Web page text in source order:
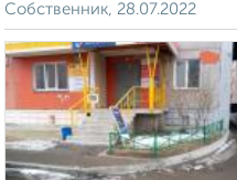
Собственник, 28.07.2022